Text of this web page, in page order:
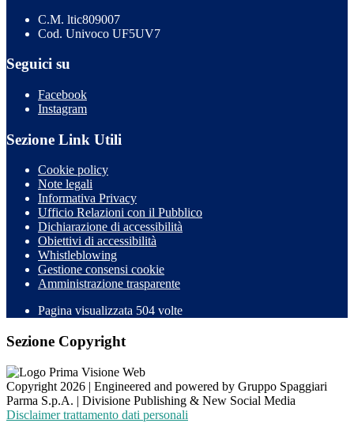
C.M. ltic809007
Cod. Univoco UF5UV7
Seguici su
Facebook
Instagram
Sezione Link Utili
Cookie policy
Note legali
Informativa Privacy
Ufficio Relazioni con il Pubblico
Dichiarazione di accessibilità
Obiettivi di accessibilità
Whistleblowing
Gestione consensi cookie
Amministrazione trasparente
Pagina visualizzata 504 volte
Sezione Copyright
Copyright 2026 | Engineered and powered by Gruppo Spaggiari
Parma S.p.A. | Divisione Publishing & New Social Media
Disclaimer trattamento dati personali